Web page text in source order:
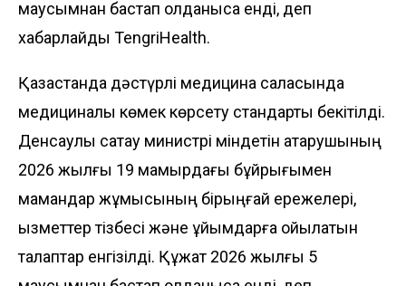
маусымнан бастап қолданысқа енді, деп
хабарлайды TengriHealth.
Қазақстанда дәстүрлі медицина саласында
медициналық көмек көрсету стандарты бекітілді.
Денсаулық сақтау министрі міндетін атқарушының
2026 жылғы 19 мамырдағы бұйрығымен
мамандар жұмысының бірыңғай ережелері,
қызметтер тізбесі және ұйымдарға қойылатын
талаптар енгізілді. Құжат 2026 жылғы 5